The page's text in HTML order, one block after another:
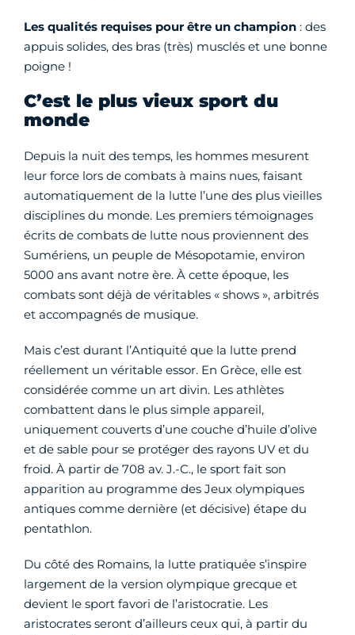
Les qualités requises pour être un champion : des
appuis solides, des bras (très) musclés et une bonne
poigne !
C’est le plus vieux sport du
monde
Depuis la nuit des temps, les hommes mesurent
leur force lors de combats à mains nues, faisant
automatiquement de la lutte l’une des plus vieilles
disciplines du monde. Les premiers témoignages
écrits de combats de lutte nous proviennent des
Sumériens, un peuple de Mésopotamie, environ
5000 ans avant notre ère. À cette époque, les
combats sont déjà de véritables « shows », arbitrés
et accompagnés de musique.
Mais c’est durant l’Antiquité que la lutte prend
réellement un véritable essor. En Grèce, elle est
considérée comme un art divin. Les athlètes
combattent dans le plus simple appareil,
uniquement couverts d’une couche d’huile d’olive
et de sable pour se protéger des rayons UV et du
froid. À partir de 708 av. J.-C., le sport fait son
apparition au programme des Jeux olympiques
antiques comme dernière (et décisive) étape du
pentathlon.
Du côté des Romains, la lutte pratiquée s’inspire
largement de la version olympique grecque et
devient le sport favori de l’aristocratie. Les
aristocrates seront d’ailleurs ceux qui, à partir du